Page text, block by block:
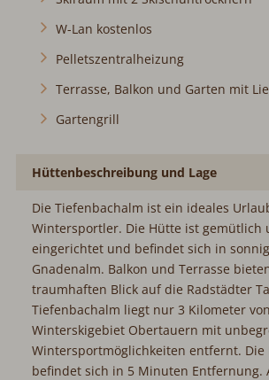
Hüttenbeschreibung und Lage
Die Tiefenbachalm ist ein ideales
eingerichtet und befindet sich in sonniger
Gnadenalm. Balkon und Terrasse bieten
Blick auf die Radstädter Tauern. Die
nur 3 Kilometer von dem Winterskigebiet
unbegrenzten Wintersportmöglichkeiten
Bushaltestelle befindet sich in 5 Minuten
Après-Ski Bars, Cafès, Clubs,
Wirtshäusern wird einiges geboten. Das
Obertauern-Gnadenalm bietet beste